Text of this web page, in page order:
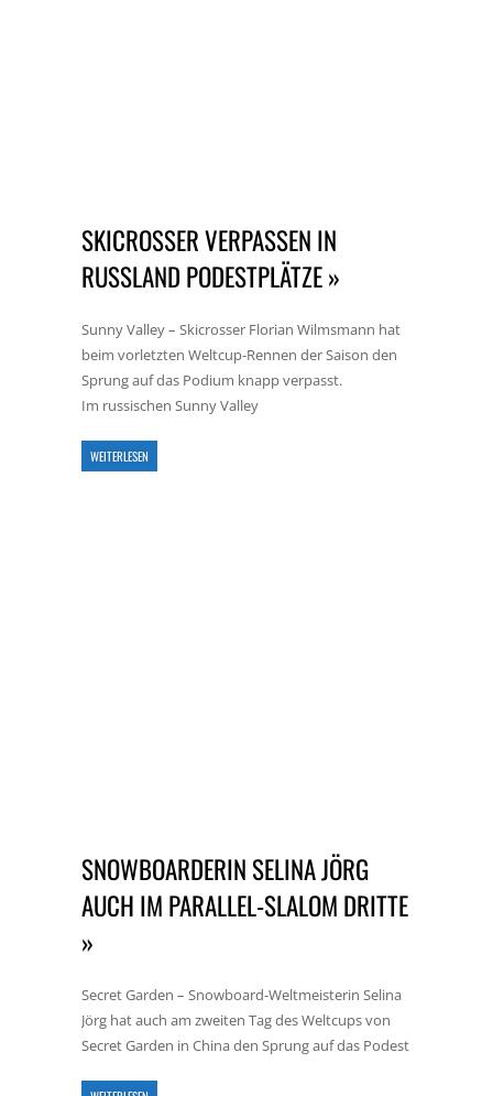
SKICROSSER VERPASSEN IN
RUSSLAND PODESTPLÄTZE »
Sunny Valley – Skicrosser Florian Wilmsmann hat
beim vorletzten Weltcup-Rennen der Saison den
Sprung auf das Podium knapp verpasst.
Im russischen Sunny Valley
WEITERLESEN
SNOWBOARDERIN SELINA JÖRG
AUCH IM PARALLEL-SLALOM DRITTE
»
Secret Garden – Snowboard-Weltmeisterin Selina
Jörg hat auch am zweiten Tag des Weltcups von
Secret Garden in China den Sprung auf das Podest